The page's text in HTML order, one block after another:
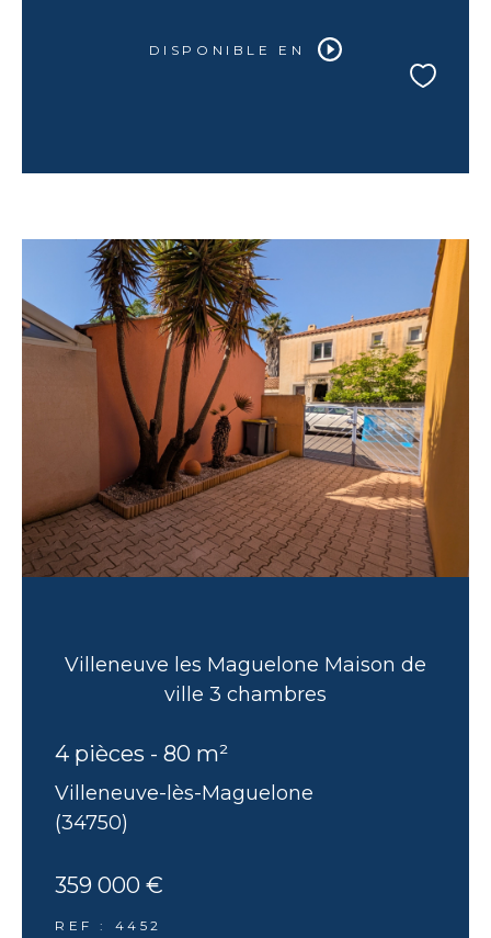
DISPONIBLE EN
Villeneuve les Maguelone Maison de
ville 3 chambres
4 pièces - 80 m²
Villeneuve-lès-Maguelone
(34750)
359 000 €
REF : 4452